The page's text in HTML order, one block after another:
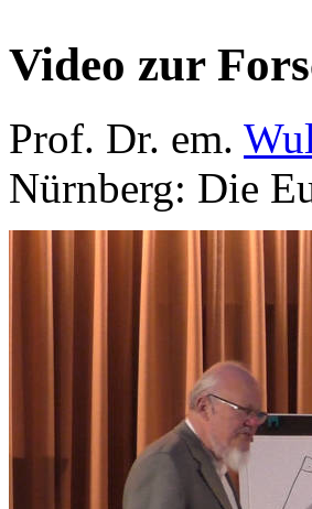
Video zur
Prof. Dr. em.
Nürnberg: Die